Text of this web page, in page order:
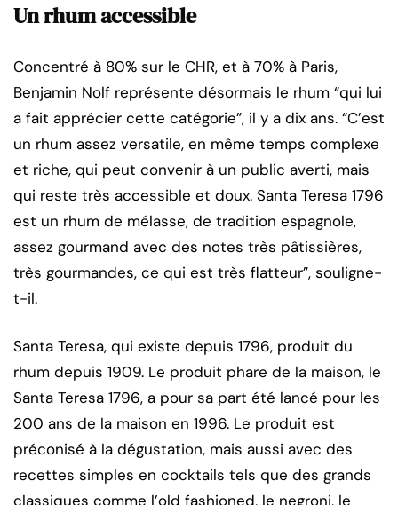
Un rhum accessible
Concentré à 80% sur le CHR, et à 70% à Paris,
Benjamin Nolf représente désormais le rhum “qui lui
a fait apprécier cette catégorie”, il y a dix ans. “C’est
un rhum assez versatile, en même temps complexe
et riche, qui peut convenir à un public averti, mais
qui reste très accessible et doux. Santa Teresa 1796
est un rhum de mélasse, de tradition espagnole,
assez gourmand avec des notes très pâtissières,
très gourmandes, ce qui est très flatteur”, souligne-
t-il.
Santa Teresa, qui existe depuis 1796, produit du
rhum depuis 1909. Le produit phare de la maison, le
Santa Teresa 1796, a pour sa part été lancé pour les
200 ans de la maison en 1996. Le produit est
préconisé à la dégustation, mais aussi avec des
recettes simples en cocktails tels que des grands
classiques comme l’old fashioned, le negroni, le